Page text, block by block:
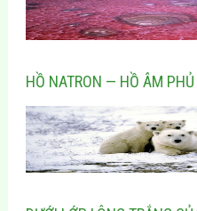
HỒ NATRON — HỒ ÂM